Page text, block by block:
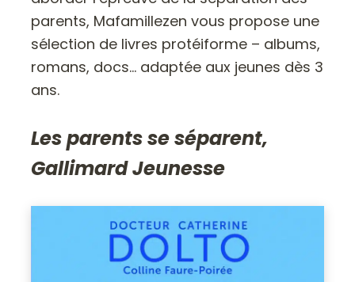
parents, Mafamillezen vous propose une
sélection de livres protéiforme – albums,
romans, docs… adaptée aux jeunes dès 3
ans.
Les parents se séparent,
Gallimard Jeunesse